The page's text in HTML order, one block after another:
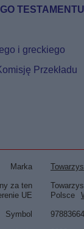
TESTAMENTU
i greckiego
Przekładu
Marka
za ten
UE
Polsce
Symbol